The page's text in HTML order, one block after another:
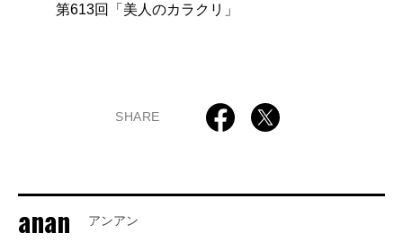
第613回「美人のカラクリ」
SHARE
anan アンアン